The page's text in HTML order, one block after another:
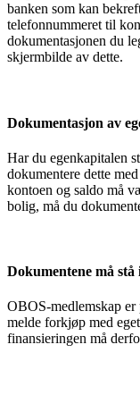
banken som kan
telefonnummeret til
dokumentasjonen du
skjermbilde av dette.
Dokumentasjon av
Har du egenkapitalen
dokumentere dette
kontoen og saldo må
bolig, må du
Dokumentene må
OBOS-medlemskap er
melde forkjøp med
finansieringen må